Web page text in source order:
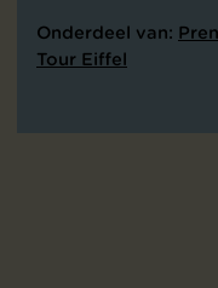
Onderdeel van:
Tour Eiffel